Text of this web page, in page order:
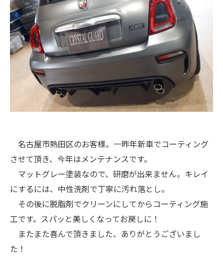
名古屋市熱田区のお客様。一昨年新車でコーティング
させて頂き、今年はメンテナンスです。
マットグレー塗装なので、研磨が出来ません。キレイ
にするには、中性洗剤で丁寧に汚れ落とし。
その後に脱脂剤でクリーンにしてからコーティング施
工です。スパッと美しくなってお戻しに！
またまた喜んで頂きました、ありがとうございまし
た！